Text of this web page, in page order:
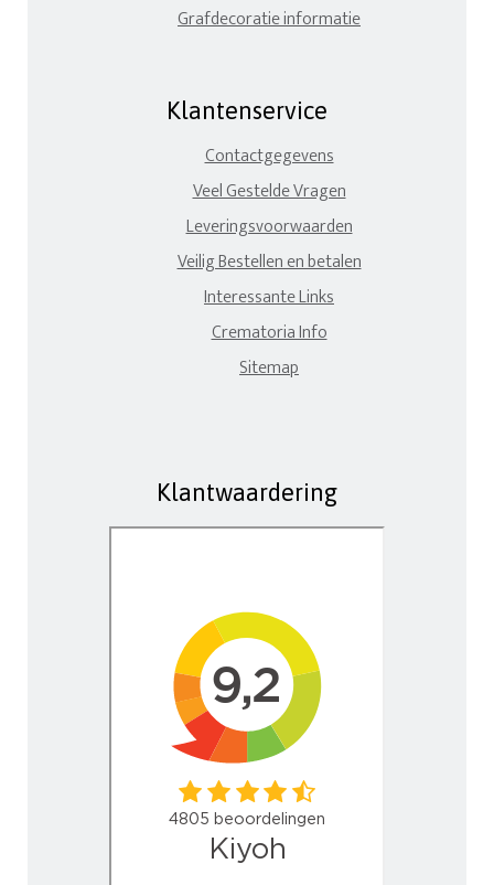
Grafdecoratie informatie
Klantenservice
Contactgegevens
Veel Gestelde Vragen
Leveringsvoorwaarden
Veilig Bestellen en betalen
Interessante Links
Crematoria Info
Sitemap
Klantwaardering